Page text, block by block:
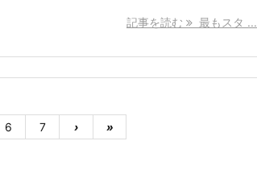
記事を読む 最もスタ ...
6 7 › »